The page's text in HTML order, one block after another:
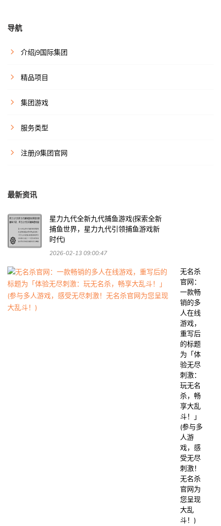
导航
介绍j9国际集团
精品项目
集团游戏
服务类型
注册j9集团官网
最新资讯
星力九代全新九代捕鱼游戏(探索全新
捕鱼世界，星力九代引领捕鱼游戏新
时代)
2026-02-13 09:00:47
无名杀
官网：
一款畅
销的多
人在线
游戏，
重写后
的标题
为「体
验无尽
刺激：
玩无名
杀，畅
享大乱
斗！」
(参与多
人游
戏，感
受无尽
刺激！
无名杀
官网为
您呈现
大乱
斗！)